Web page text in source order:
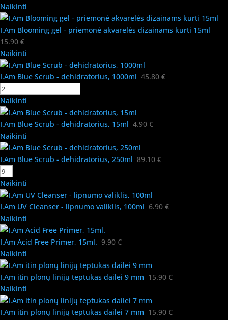
Naikinti
I.Am Blooming gel - priemonė akvarelės dizainams kurti 15ml
15.90 €
Naikinti
I.Am Blue Scrub - dehidratorius, 1000ml 45.80 €
Naikinti
I.Am Blue Scrub - dehidratorius, 15ml 4.90 €
Naikinti
I.Am Blue Scrub - dehidratorius, 250ml 89.10 €
Naikinti
I.Am UV Cleanser - lipnumo valiklis, 100ml 6.90 €
Naikinti
I.Am Acid Free Primer, 15ml. 9.90 €
Naikinti
I.Am itin plonų linijų teptukas dailei 9 mm 15.90 €
Naikinti
I.Am itin plonų linijų teptukas dailei 7 mm 15.90 €